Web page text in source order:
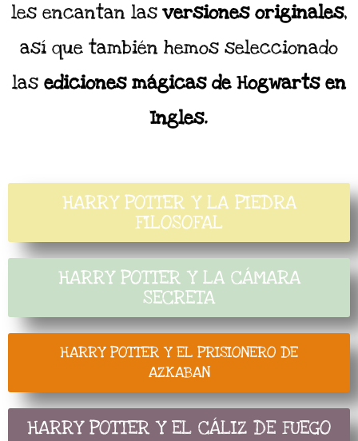
les encantan lasversiones originales,
así que también hemos seleccionado
las ediciones mágicas de Hogwarts en
Ingles.
HARRY POTTER Y LA PIEDRA
FILOSOFAL
HARRY POTTER Y LA CÁMARA
SECRETA
HARRY POTTER Y EL PRISIONERO DE
AZKABAN
HARRY POTTER Y EL CÁLIZ DE FUEGO